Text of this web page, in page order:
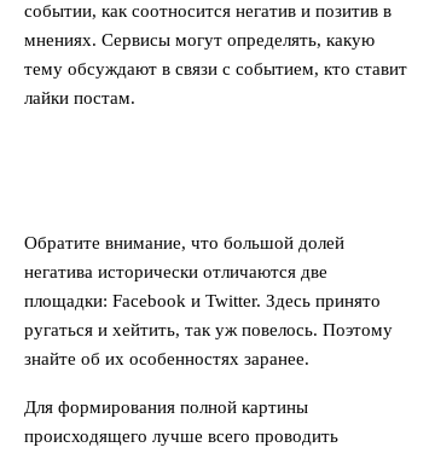
событии, как соотносится негатив и позитив в
мнениях. Сервисы могут определять, какую
тему обсуждают в связи с событием, кто ставит
лайки постам.
Обратите внимание, что большой долей
негатива исторически отличаются две
площадки: Facebook и Twitter. Здесь принято
ругаться и хейтить, так уж повелось. Поэтому
знайте об их особенностях заранее.
Для формирования полной картины
происходящего лучше всего проводить